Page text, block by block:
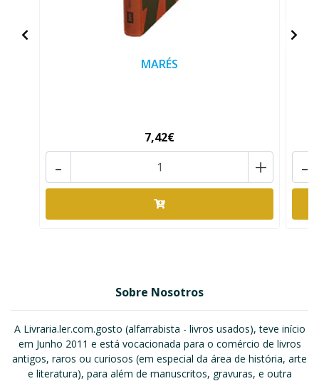
MARÉS
7,42€
+
- -
Sobre Nosotros
A Livraria.ler.com.gosto (alfarrabista - livros usados), teve início
em Junho 2011 e está vocacionada para o comércio de livros
antigos, raros ou curiosos (em especial da área de história, arte
e literatura), para além de manuscritos, gravuras, e outra